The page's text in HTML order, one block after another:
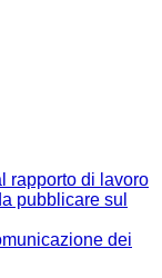
rapporto di lavoro
pubblicare sul
dei